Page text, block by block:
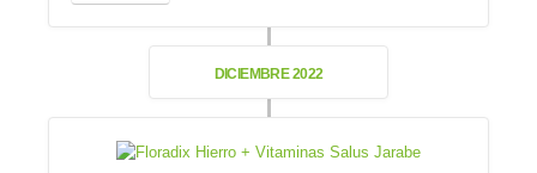
DICIEMBRE 2022